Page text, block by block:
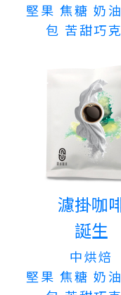
堅果 焦糖 奶
包 苦甜巧
濾掛咖
誕生
中烘焙
堅果 焦糖 奶